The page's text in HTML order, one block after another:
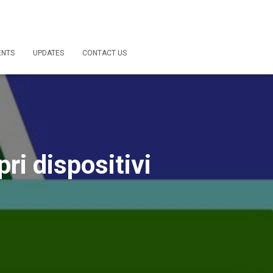
UPDATES CONTACT US
dispositivi